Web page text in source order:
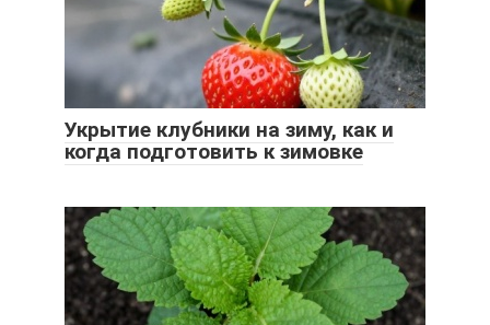
Укрытие клубники на зиму, как и
когда подготовить к зимовке